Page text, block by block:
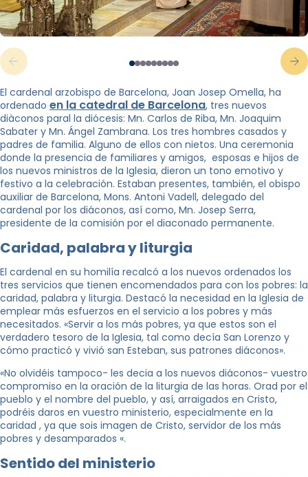
El cardenal arzobispo de Barcelona, ​​Joan Josep Omella, ha
ordenado en la catedral de Barcelona, tres nuevos
diàconos paral la diócesis: Mn. Carlos de Riba, Mn. Joaquim
Sabater y Mn. Ángel Zambrana. Los tres hombres casados ​​y
padres de familia. Alguno de ellos con nietos. Una ceremonia
donde la presencia de familiares y amigos, esposas e hijos de
los nuevos ministros de la Iglesia, dieron un tono emotivo y
festivo a la celebración. Estaban presentes, también, el obispo
auxiliar de Barcelona, Mons. ​​Antoni Vadell, delegado del
cardenal por los diáconos, así como, Mn. Josep Serra,
presidente de la comisión por el diaconado permanente.
Caridad, palabra y liturgia
El cardenal en su homilía recalcó a los nuevos ordenados los
tres servicios que tienen encomendados para con los pobres: la
caridad, palabra y liturgia. Destacó la necesidad en la Iglesia de
emplear más esfuerzos en el servicio a los pobres y más
necesitados. «Servir a los más pobres, ya que estos son el
verdadero tesoro de la Iglesia, tal como decía San Lorenzo y
cómo practicó y vivió san Esteban, sus patrones diáconos».
«No olvidéis tampoco- les decia a los nuevos diáconos- vuestro
compromiso en la oración de la liturgia de las horas. Orad por el
pueblo y el nombre del pueblo, y así, arraigados en Cristo,
podréis daros en vuestro ministerio, especialmente en la
caridad , ya que sois imagen de Cristo, servidor de los más
pobres y desamparados «.
Sentido del ministerio